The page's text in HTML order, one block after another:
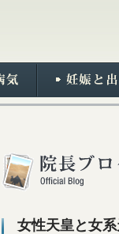
女性天皇と女